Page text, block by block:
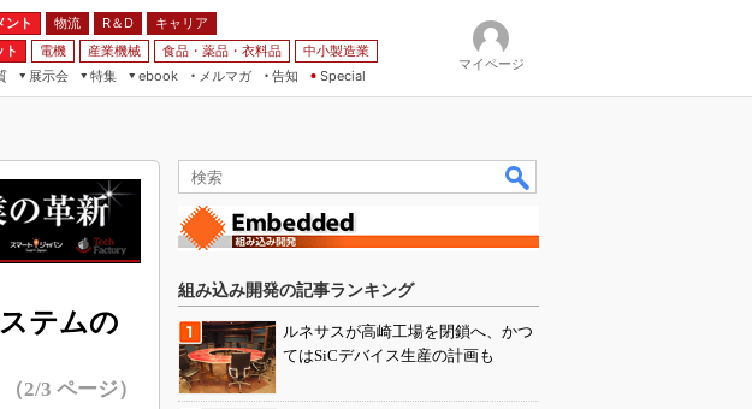
ント 物流 R＆D
キャリア
ト 電機 産業機械 食品・薬品・衣料品
中小製造業
展示会
特集
ebook
メルマガ
告知 Special
マイページ
テムの
（2/3 ページ）
組み込み開発の記事ランキング
ルネサスが高崎工場を閉鎖へ、かつ
てはSiCデバイス生産の計画も